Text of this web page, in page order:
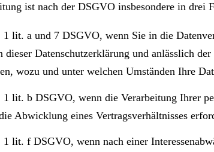
ist nach der DSGVO insbesondere in drei
lit. a und 7 DSGVO, wenn Sie in die
dieser Datenschutzerklärung und anlässlich
wozu und unter welchen Umständen Ihre
lit. b DSGVO, wenn die Verarbeitung Ihrer
Abwicklung eines Vertragsverhältnisses
lit. f DSGVO, wenn nach einer